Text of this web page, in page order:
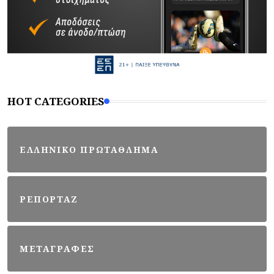
HOT CATEGORIES
ΕΛΛΗΝΙΚΟ ΠΡΩΤΑΘΛΗΜΑ
ΡΕΠΟΡΤΑΖ
ΜΕΤΑΓΡΑΦΕΣ